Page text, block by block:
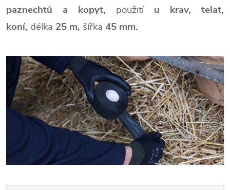
paznechtů a kopyt, použití u krav, telat,
koní, délka 25 m, šířka 45 mm.